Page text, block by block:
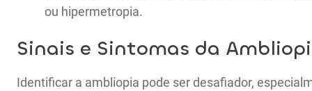
ou hipermetropia.
Sinais e Sintomas da
Identificar a ambliopia pode ser desafiador,